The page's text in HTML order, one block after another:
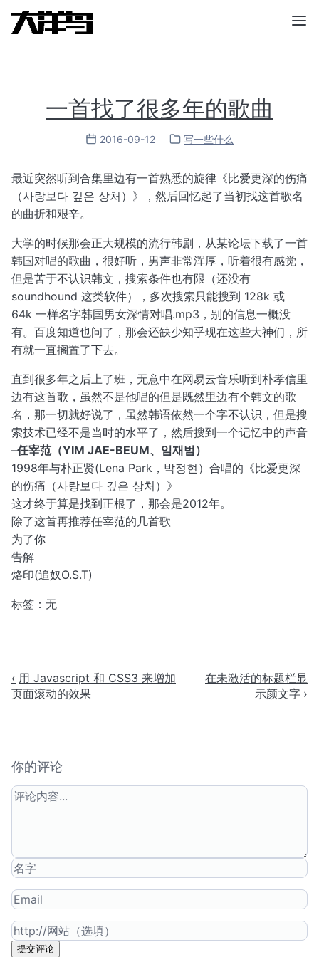
一首找了很多年的歌曲
2016-09-12 写一些什么
最近突然听到合集里边有一首熟悉的旋律《比爱更深的伤痛
（사랑보다 깊은 상처）》，然后回忆起了当初找这首歌名
的曲折和艰辛。
大学的时候那会正大规模的流行韩剧，从某论坛下载了一首
韩国对唱的歌曲，很好听，男声非常浑厚，听着很有感觉，
但是苦于不认识韩文，搜索条件也有限（还没有
soundhound 这类软件），多次搜索只能搜到 128k 或
64k 一样名字韩国男女深情对唱.mp3，别的信息一概没
有。百度知道也问了，那会还缺少知乎现在这些大神们，所
有就一直搁置了下去。
直到很多年之后上了班，无意中在网易云音乐听到朴孝信里
边有这首歌，虽然不是他唱的但是既然里边有个韩文的歌
名，那一切就好说了，虽然韩语依然一个字不认识，但是搜
索技术已经不是当时的水平了，然后搜到一个记忆中的声音
–任宰范（YIM JAE-BEUM、임재범）
1998年与朴正贤(Lena Park，박정현）合唱的《比爱更深
的伤痛（사랑보다 깊은 상처）》
这才终于算是找到正根了，那会是2012年。
除了这首再推荐任宰范的几首歌
为了你
告解
烙印(追奴O.S.T)
标签：无
用 Javascript 和 CSS3 来增加
页面滚动的效果
在未激活的标题栏显
示颜文字
你的评论
提交评论